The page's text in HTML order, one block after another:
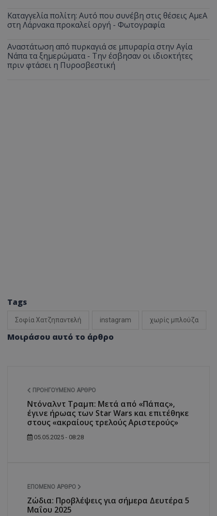
Καταγγελία πολίτη: Αυτό που συνέβη στις θέσεις ΑμεΑ
στη Λάρνακα προκαλεί οργή - Φωτογραφία
Αναστάτωση από πυρκαγιά σε μπυραρία στην Αγία
Νάπα τα ξημερώματα - Την έσβησαν οι ιδιοκτήτες
πριν φτάσει η Πυροσβεστική
Tags
Σοφία Χατζηπαντελή instagram χωρίς μπλούζα
Μοιράσου αυτό το άρθρο
ΠΡΟΗΓΟΎΜΕΝΟ ΆΡΘΡΟ
Ντόναλντ Τραμπ: Μετά από «Πάπας»,
έγινε ήρωας των Star Wars και επιτέθηκε
στους «ακραίους τρελούς Αριστερούς»
05.05.2025 - 08:28
ΕΠΌΜΕΝΟ ΆΡΘΡΟ
Ζώδια: Προβλέψεις για σήμερα Δευτέρα 5
Μαΐου 2025